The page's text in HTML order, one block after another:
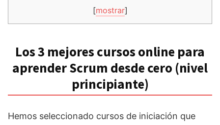
[mostrar]
Los 3 mejores cursos online para
aprender Scrum desde cero (nivel
principiante)
Hemos seleccionado cursos de iniciación que